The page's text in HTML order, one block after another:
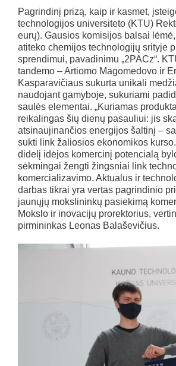
Pagrindinį prizą, kaip ir kasmet,
technologijos universiteto (KTU)
eurų). Gausios komisijos balsai
atiteko chemijos technologijų srityje
sprendimui, pavadinimu „2PACz“.
tandemo – Artiomo Magomedovo ir
Kasparavičiaus sukurta unikali
naudojant gamyboje, sukuriami
saulės elementai. „Kuriamas
reikalingas šių dienų pasauliui: jis
atsinaujinančios energijos šaltinį –
sukti link žaliosios ekonomikos
didelį idėjos komercinį potencialą
sėkmingai žengti žingsniai link
komercializavimo. Aktualus ir
darbas tikrai yra vertas pagrindinio
jaunųjų mokslininkų pasiekimą
Mokslo ir inovacijų prorektorius,
pirmininkas Leonas Balaševičius.